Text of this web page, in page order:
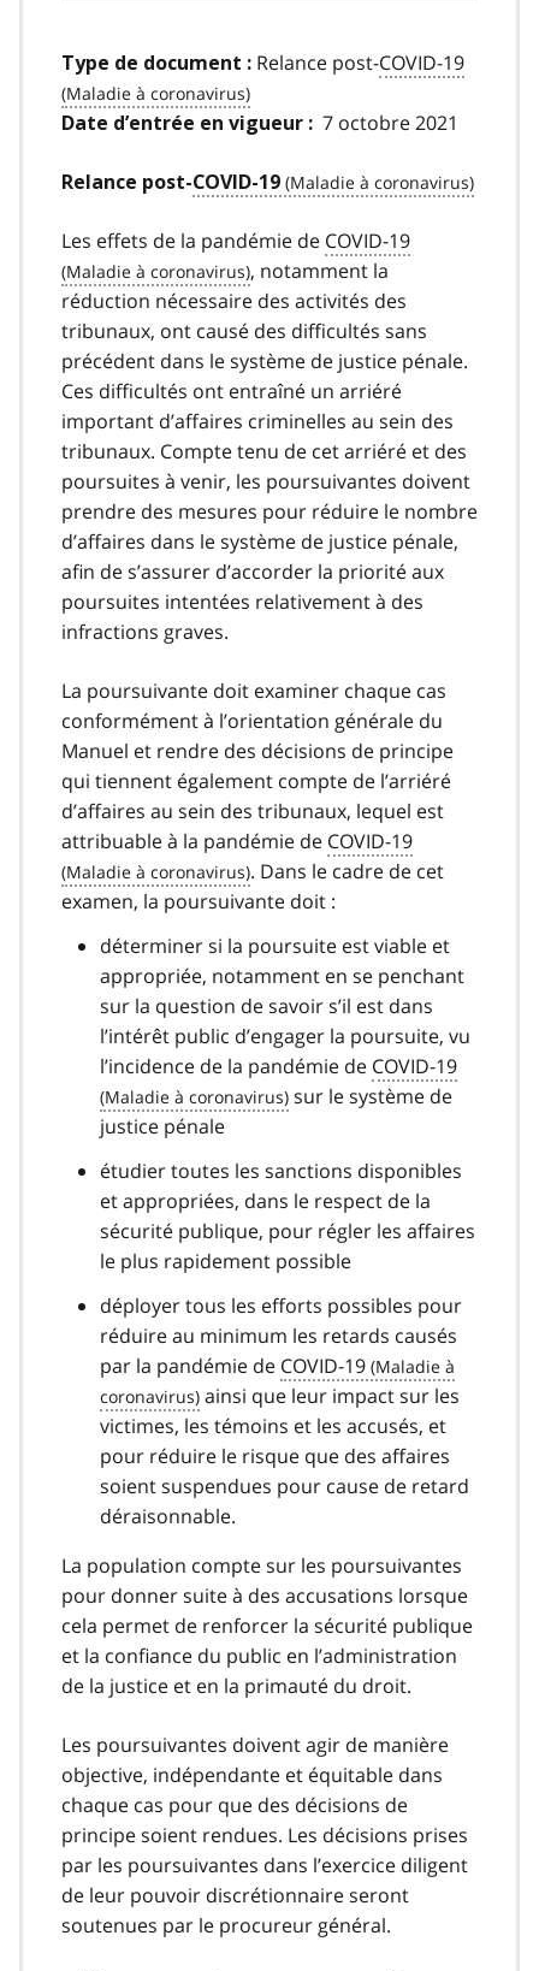
Type de document : Relance post-COVID-19
19
Date d’entrée en vigueur : 7 octobre 2021
Relance post-COVID-19
Les effets de la pandémie de COVID-19
covid
19
, notamment la
réduction nécessaire des activités des
tribunaux, ont causé des difficultés sans
précédent dans le système de justice pénale.
Ces difficultés ont entraîné un arriéré
important d’affaires criminelles au sein des
tribunaux. Compte tenu de cet arriéré et des
poursuites à venir, les poursuivantes doivent
prendre des mesures pour réduire le nombre
d’affaires dans le système de justice pénale,
afin de s’assurer d’accorder la priorité aux
poursuites intentées relativement à des
infractions graves.
La poursuivante doit examiner chaque cas
conformément à l’orientation générale du
Manuel et rendre des décisions de principe
qui tiennent également compte de l’arriéré
d’affaires au sein des tribunaux, lequel est
attribuable à la pandémie de COVID-19
covid
19
. Dans le cadre de cet
examen, la poursuivante doit :
déterminer si la poursuite est viable et
appropriée, notamment en se penchant
sur la question de savoir s’il est dans
l’intérêt public d’engager la poursuite, vu
l’incidence de la pandémie de COVID-19
covid
sur le système de
justice pénale
étudier toutes les sanctions disponibles
et appropriées, dans le respect de la
sécurité publique, pour régler les affaires
le plus rapidement possible
déployer tous les efforts possibles pour
réduire au minimum les retards causés
par la pandémie de COVID-19
covid
19
ainsi que leur impact sur les
victimes, les témoins et les accusés, et
pour réduire le risque que des affaires
soient suspendues pour cause de retard
déraisonnable.
La population compte sur les poursuivantes
pour donner suite à des accusations lorsque
cela permet de renforcer la sécurité publique
et la confiance du public en l’administration
de la justice et en la primauté du droit.
Les poursuivantes doivent agir de manière
objective, indépendante et équitable dans
chaque cas pour que des décisions de
principe soient rendues. Les décisions prises
par les poursuivantes dans l’exercice diligent
de leur pouvoir discrétionnaire seront
soutenues par le procureur général.